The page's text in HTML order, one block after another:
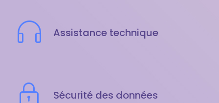
Assistance technique
Sécurité des données